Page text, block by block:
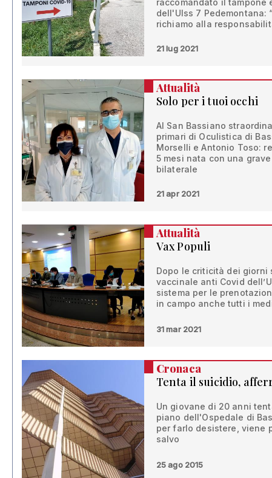
raccomandato il tampone
dell'Ulss 7 Pedemontana:
richiamo alla
21 lug 2021
Attualità
Solo per i tuoi occhi
Al San Bassiano
primari di Oculistica di
Morselli e Antonio Toso:
5 mesi nata con una
bilaterale
21 apr 2021
Attualità
Vax Populi
Dopo le criticità dei giorni
vaccinale anti Covid
sistema per le
in campo anche tutti i
31 mar 2021
Cronaca
Tenta il suicidio,
Un giovane di 20 anni
piano dell'Ospedale di
per farlo desistere, viene
salvo
25 ago 2015